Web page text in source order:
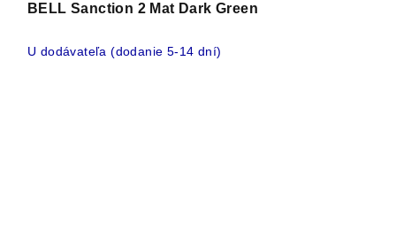
BELL Sanction 2 Mat Dark Green
U dodávateľa (dodanie 5-14 dní)